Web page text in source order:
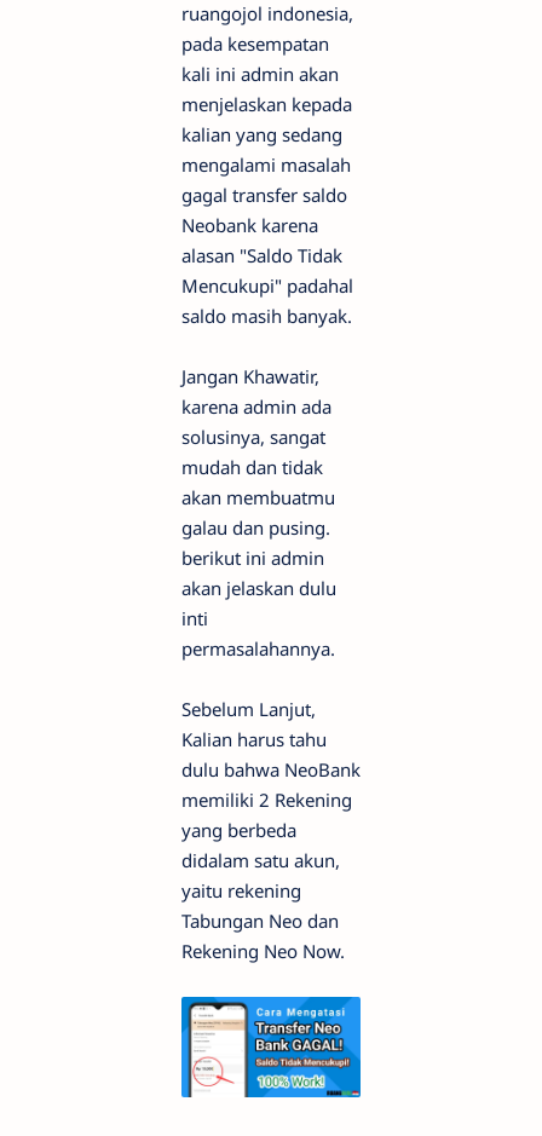
ruangojol indonesia,
pada kesempatan
kali ini admin akan
menjelaskan kepada
kalian yang sedang
mengalami masalah
gagal transfer saldo
Neobank karena
alasan "Saldo Tidak
Mencukupi" padahal
saldo masih banyak.
Jangan Khawatir,
karena admin ada
solusinya, sangat
mudah dan tidak
akan membuatmu
galau dan pusing.
berikut ini admin
akan jelaskan dulu
inti
permasalahannya.
Sebelum Lanjut,
Kalian harus tahu
dulu bahwa NeoBank
memiliki 2 Rekening
yang berbeda
didalam satu akun,
yaitu rekening
Tabungan Neo dan
Rekening Neo Now.